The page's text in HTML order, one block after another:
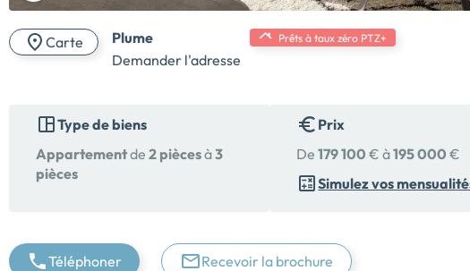
Carte
Plume
Demander l'adresse
Prêts à taux zéro PTZ+
Type de biens
Appartementde 2 piècesà3
pièces
Prix
De179 100 € à195 000 €
Simulez vos
Téléphoner Recevoir la brochure